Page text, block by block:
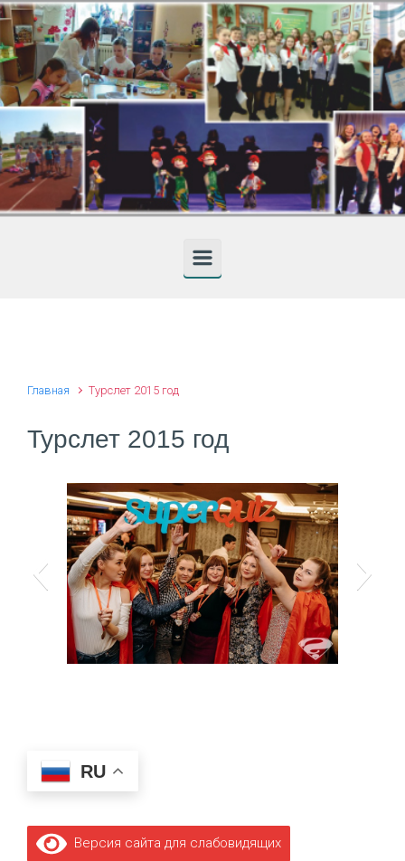
Skip to main content
Главная Турслет 2015 год
Турслет 2015 год
RU
Версия сайта для слабовидящих